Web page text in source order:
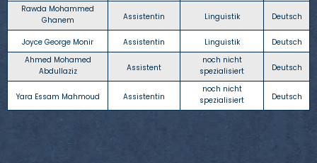
Rawda Mohammed
Ghanem
Assistentin Linguistik Deutsch
Joyce George Monir Assistentin Linguistik
Deutsch
Ahmed Mohamed
Abdullaziz
Assistent
noch nicht
spezialisiert
Deutsch
Yara Essam Mahmoud Assistentin
noch nicht
spezialisiert
Deutsch